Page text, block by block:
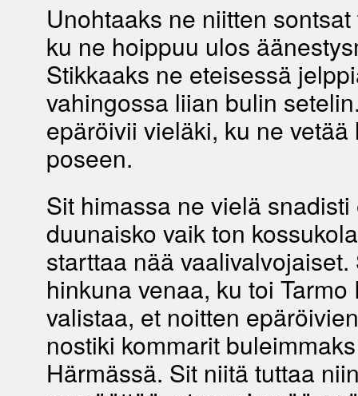
Unohtaaks ne niitten
ku ne hoippuu ulos
Stikkaaks ne eteisessä
vahingossa liian bulin
epäröivii vieläki, ku ne
poseen.
Sit himassa ne vielä
duunaisko vaik ton
starttaa nää vaalivalvojaiset.
hinkuna venaa, ku toi
valistaa, et noitten
nostiki kommarit
Härmässä. Sit niitä tuttaa